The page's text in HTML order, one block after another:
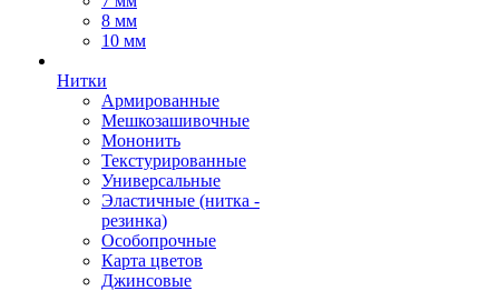
8 мм
10 мм
Нитки
Армированные
Мешкозашивочные
Мононить
Текстурированные
Универсальные
Эластичные (нитка -
резинка)
Особопрочные
Карта цветов
Джинсовые